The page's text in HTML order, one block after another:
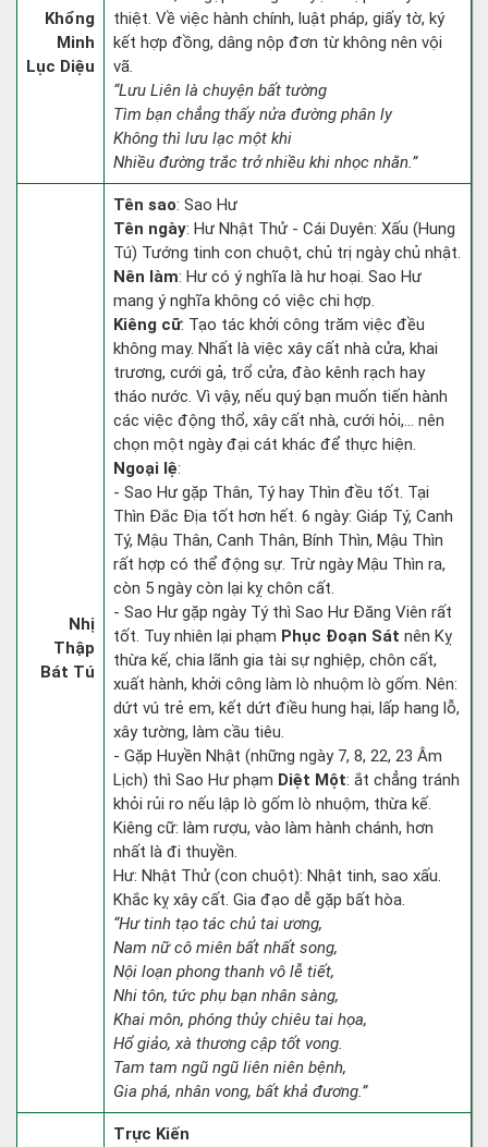
Khổng
Minh
Lục Diệu
thiệt. Về việc hành chính, luật pháp, giấy tờ, ký
kết hợp đồng, dâng nộp đơn từ không nên vội
vã.
“Lưu Liên là chuyện bất tường
Tìm bạn chẳng thấy nửa đường phân ly
Không thì lưu lạc một khi
Nhiều đường trắc trở nhiều khi nhọc nhằn.”
Nhị
Thập
Bát Tú
Tên sao: Sao Hư
Tên ngày: Hư Nhật Thử - Cái Duyên: Xấu (Hung
Tú) Tướng tinh con chuột, chủ trị ngày chủ nhật.
Nên làm: Hư có ý nghĩa là hư hoại. Sao Hư
mang ý nghĩa không có việc chi hợp.
Kiêng cữ: Tạo tác khởi công trăm việc đều
không may. Nhất là việc xây cất nhà cửa, khai
trương, cưới gả, trổ cửa, đào kênh rạch hay
tháo nước. Vì vậy, nếu quý bạn muốn tiến hành
các việc động thổ, xây cất nhà, cưới hỏi,... nên
chọn một ngày đại cát khác để thực hiện.
Ngoại lệ:
- Sao Hư gặp Thân, Tý hay Thìn đều tốt. Tại
Thìn Đắc Địa tốt hơn hết. 6 ngày: Giáp Tý, Canh
Tý, Mậu Thân, Canh Thân, Bính Thìn, Mậu Thìn
rất hợp có thể động sự. Trừ ngày Mậu Thìn ra,
còn 5 ngày còn lại kỵ chôn cất.
- Sao Hư gặp ngày Tý thì Sao Hư Đăng Viên rất
tốt. Tuy nhiên lại phạm Phục Đoạn Sát nên Kỵ
thừa kế, chia lãnh gia tài sự nghiệp, chôn cất,
xuất hành, khởi công làm lò nhuộm lò gốm. Nên:
dứt vú trẻ em, kết dứt điều hung hại, lấp hang lỗ,
xây tường, làm cầu tiêu.
- Gặp Huyền Nhật (những ngày 7, 8, 22, 23 Âm
Lịch) thì Sao Hư phạm Diệt Một: ắt chẳng tránh
khỏi rủi ro nếu lập lò gốm lò nhuộm, thừa kế.
Kiêng cữ: làm rượu, vào làm hành chánh, hơn
nhất là đi thuyền.
Hư: Nhật Thử (con chuột): Nhật tinh, sao xấu.
Khắc kỵ xây cất. Gia đạo dễ gặp bất hòa.
“Hư tinh tạo tác chủ tai ương,
Nam nữ cô miên bất nhất song,
Nội loạn phong thanh vô lễ tiết,
Nhi tôn, tức phụ bạn nhân sàng,
Khai môn, phóng thủy chiêu tai họa,
Hổ giảo, xà thương cập tốt vong.
Tam tam ngũ ngũ liên niên bệnh,
Gia phá, nhân vong, bất khả đương.”
Trực Kiến